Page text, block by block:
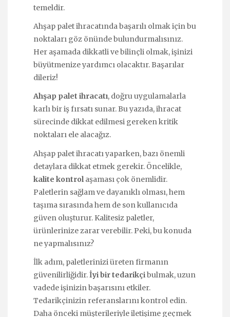
temeldir.
Ahşap palet ihracatında başarılı olmak için bu
noktaları göz önünde bulundurmalısınız.
Her aşamada dikkatli ve bilinçli olmak, işinizi
büyütmenize yardımcı olacaktır. Başarılar
dileriz!
Ahşap palet ihracatı, doğru uygulamalarla
karlı bir iş fırsatı sunar. Bu yazıda, ihracat
sürecinde dikkat edilmesi gereken kritik
noktaları ele alacağız.
Ahşap palet ihracatı yaparken, bazı önemli
detaylara dikkat etmek gerekir. Öncelikle,
kalite kontrol aşaması çok önemlidir.
Paletlerin sağlam ve dayanıklı olması, hem
taşıma sırasında hem de son kullanıcıda
güven oluşturur. Kalitesiz paletler,
ürünlerinize zarar verebilir. Peki, bu konuda
ne yapmalısınız?
İlk adım, paletlerinizi üreten firmanın
güvenilirliğidir.İyi bir tedarikçibulmak, uzun
vadede işinizin başarısını etkiler.
Tedarikçinizin referanslarını kontrol edin.
Daha önceki müşterileriyle iletişime geçmek